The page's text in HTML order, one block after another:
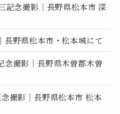
記念撮影｜長野県松本市 深
長野県松本市・松本城にて
念撮影｜長野県木曽郡木曽
撮影｜長野県松本市 松本